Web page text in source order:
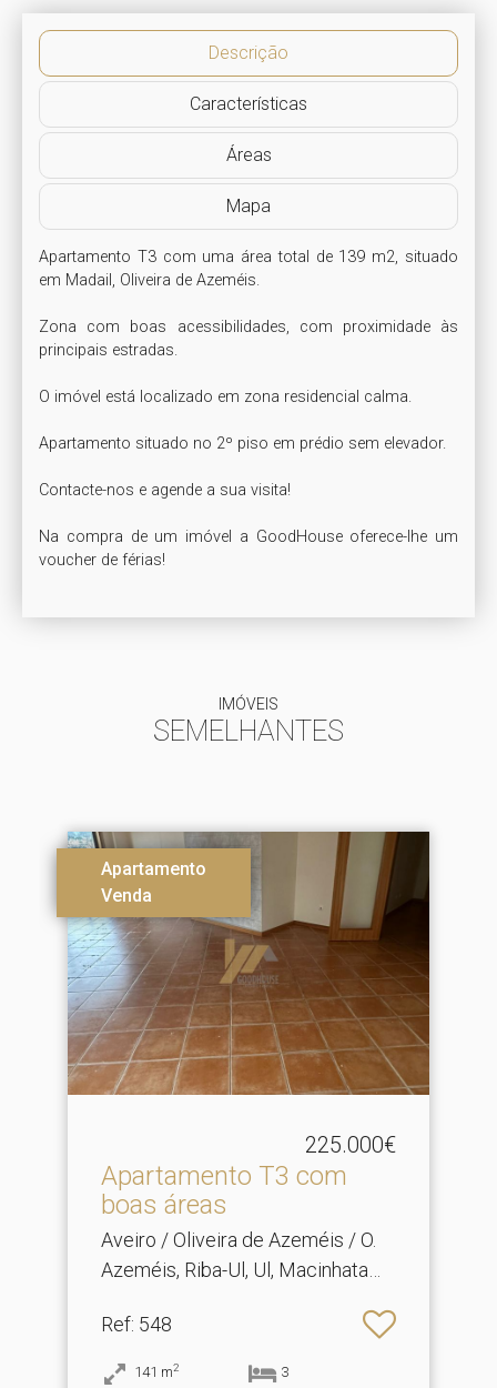
Descrição
Características
Áreas
Mapa
Apartamento T3 com uma área total de 139 m2, situado
em Madail, Oliveira de Azeméis.
Zona com boas acessibilidades, com proximidade às
principais estradas.
O imóvel está localizado em zona residencial calma.
Apartamento situado no 2º piso em prédio sem elevador.
Contacte-nos e agende a sua visita!
Na compra de um imóvel a GoodHouse oferece-lhe um
IMÓVEIS
SEMELHANTES
Apartamento
Venda
225.000€
Apartamento T3 com
boas áreas
Aveiro / Oliveira de Azeméis / O.
Azeméis, Riba-Ul, Ul, Macinhata
Ref: 548
141 m2 3